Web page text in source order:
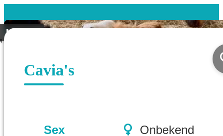
Koppel
Cavia's
Sex Onbekend